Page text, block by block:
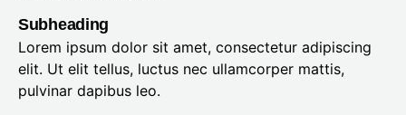
Subheading
Lorem ipsum dolor sit amet, consectetur adipiscing
elit. Ut elit tellus, luctus nec ullamcorper mattis,
pulvinar dapibus leo.